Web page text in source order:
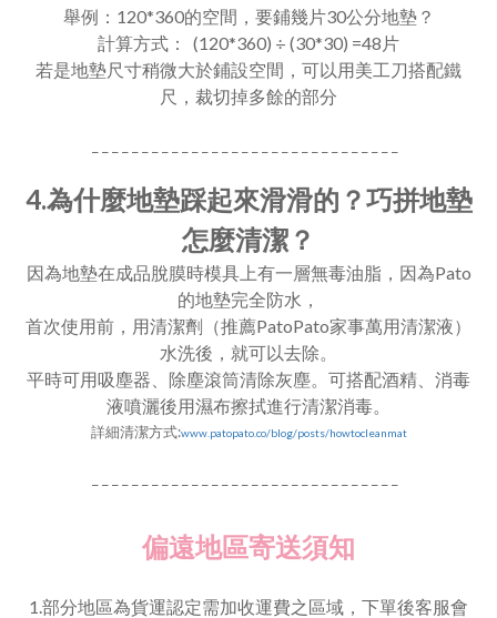
舉例： 120*360的空間，要鋪幾片30公分地墊？
計算方式： (120*360) ÷ (30*30) =48片
若是地墊尺寸稍微大於鋪設空間，可以用美工刀搭配鐵
尺，裁切掉多餘的部分
4.為什麼地墊踩起來滑滑的？巧拼地墊
怎麼清潔？
因為地墊在成品脫膜時模具上有一層無毒油脂，因為Pato
的地墊完全防水，
首次使用前，用清潔劑（推薦PatoPato家事萬用清潔液）
水洗後，就可以去除。
平時可用吸塵器、除塵滾筒清除灰塵。可搭配酒精、消毒
液噴灑後用濕布擦拭進行清潔消毒。
詳細清潔方式:www.patopato.co/blog/posts/howtocleanmat
偏遠地區寄送須知
1.部分地區為貨運認定需加收運費之區域，下單後客服會